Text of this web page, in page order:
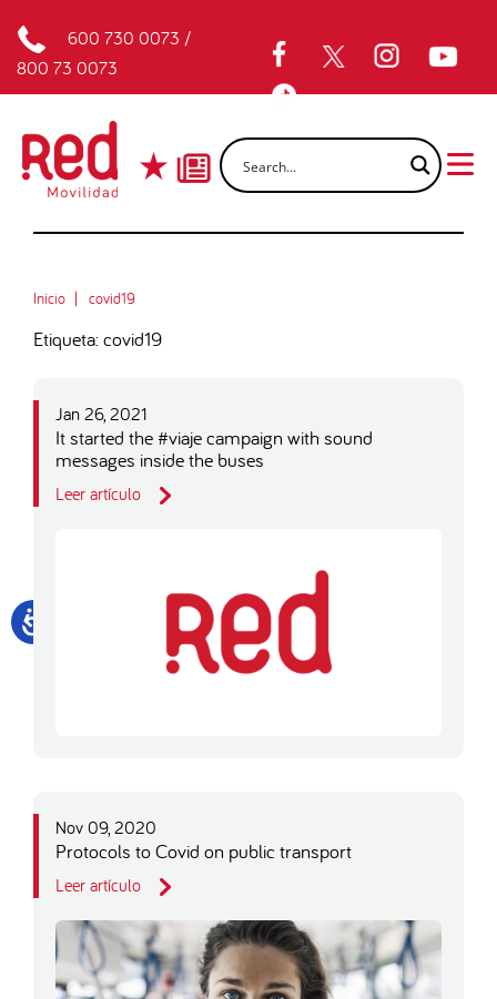
600 730 0073 /
800 73 0073
Inicio covid19
Etiqueta: covid19
Jan 26, 2021
It started the #viaje campaign with sound
messages inside the buses
Leer artículo
Nov 09, 2020
Protocols to Covid on public transport
Leer artículo